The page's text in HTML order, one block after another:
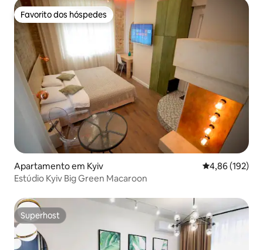
Favorito dos hóspedes
Favorito dos hóspedes
Apartamento em Kyiv Classificação
4,86 (192)
Estúdio Kyiv Big Green Macaroon
Superhost
Superhost